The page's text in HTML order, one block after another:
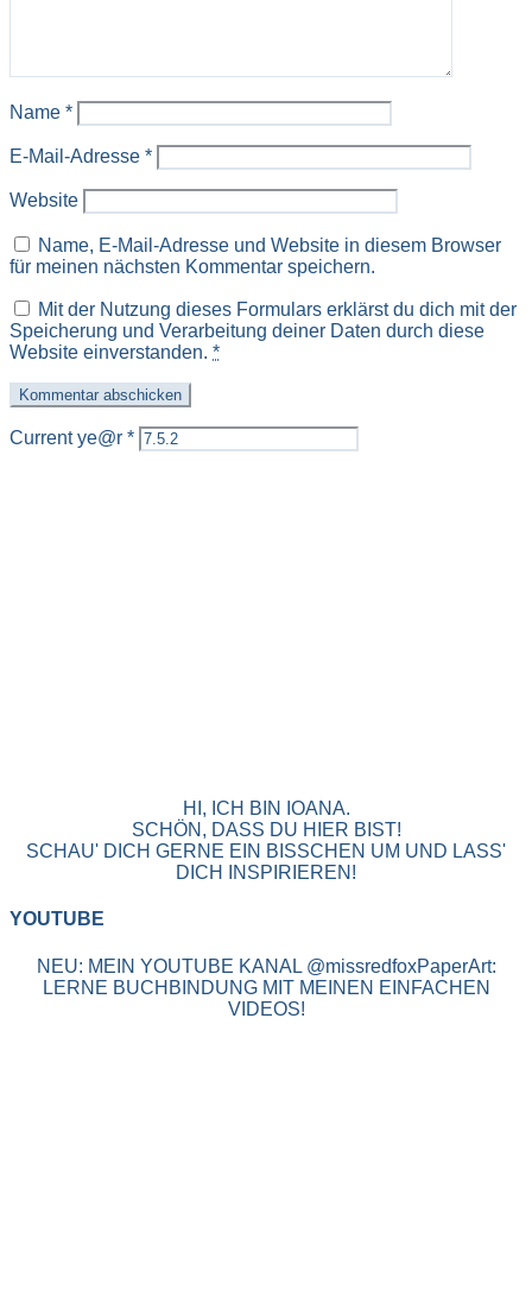
Name *
E-Mail-Adresse *
Website
Name, E-Mail-Adresse und Website in diesem Browser
für meinen nächsten Kommentar speichern.
Mit der Nutzung dieses Formulars erklärst du dich mit der
Speicherung und Verarbeitung deiner Daten durch diese
Website einverstanden. *
Current ye@r *
HI, ICH BIN IOANA.
SCHÖN, DASS DU HIER BIST!
SCHAU' DICH GERNE EIN BISSCHEN UM UND LASS'
DICH INSPIRIEREN!
YOUTUBE
NEU: MEIN YOUTUBE KANAL @missredfoxPaperArt:
LERNE BUCHBINDUNG MIT MEINEN EINFACHEN
VIDEOS!